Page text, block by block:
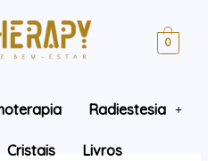
0
Radiestesia
Cristais Livros